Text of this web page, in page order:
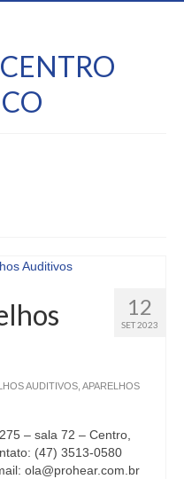
12
SET 2023
AUDITIVOS APARELHOS
– sala 72 – Centro,
(47) 3513-0580
ola@prohear.com.br